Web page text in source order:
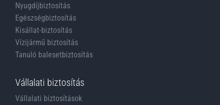
Nyugdíjbiztosítás
Egészségbiztosítás
Kisállat-biztosítás
Vízijármű biztosítás
Tanuló balesetbiztosítás
Vállalati biztosítás
Vállalati biztosítások